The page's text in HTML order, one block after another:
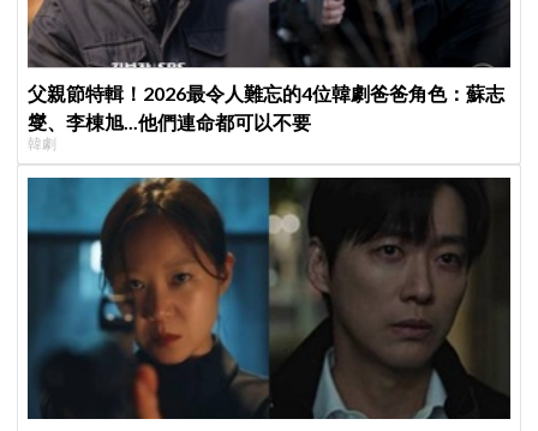
父親節特輯！2026最令人難忘的4位韓劇爸爸角色：蘇志
燮、李棟旭...他們連命都可以不要
韓劇